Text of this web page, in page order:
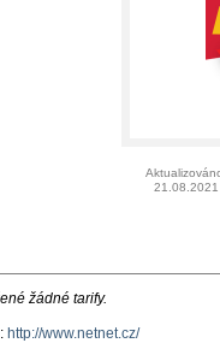
21.08.2021
žádné tarify.
http://www.netnet.cz/